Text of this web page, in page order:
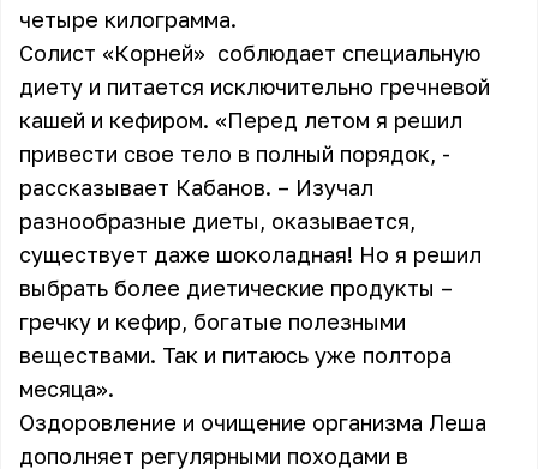
четыре килограмма.
Солист «Корней» соблюдает специальную
диету и питается исключительно гречневой
кашей и кефиром. «Перед летом я решил
привести свое тело в полный порядок, -
рассказывает Кабанов. – Изучал
разнообразные диеты, оказывается,
существует даже шоколадная! Но я решил
выбрать более диетические продукты –
гречку и кефир, богатые полезными
веществами. Так и питаюсь уже полтора
месяца».
Оздоровление и очищение организма Леша
дополняет регулярными походами в